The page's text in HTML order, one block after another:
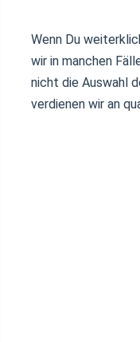
Wenn Du
wir in manchen
nicht die Auswahl
verdienen wir an